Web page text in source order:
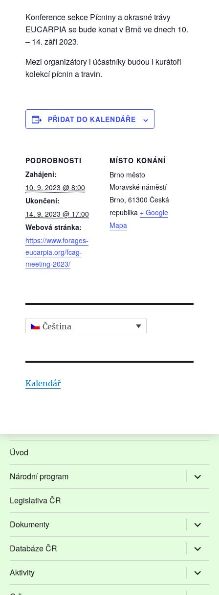
Konference sekce Pícniny a okrasné trávy
EUCARPIA se bude konat v Brně ve dnech 10.
– 14. září 2023.
Mezi organizátory i účastníky budou i kurátoři
kolekcí pícnin a travin.
PŘIDAT DO KALENDÁŘE
PODROBNOSTI
Zahájení:
10. 9. 2023 @ 8:00
Ukončení:
14. 9. 2023 @ 17:00
Webová stránka:
https://www.forages-
eucarpia.org/fcag-
meeting-2023/
MÍSTO KONÁNÍ
Brno město
Moravské náměstí
Brno, 61300 Česká
republika + Google
Mapa
Čeština
Kalendář
Úvod
Národní program Zobrazit
položky
Legislativa ČR
Dokumenty Zobrazit
položky
Databáze ČR
Zobrazit
položky
Aktivity
Zobrazit
položky